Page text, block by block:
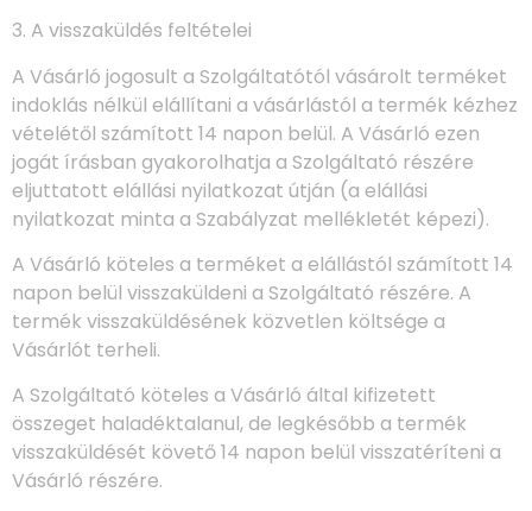
3. A visszaküldés feltételei
A Vásárló jogosult a Szolgáltatótól vásárolt terméket
indoklás nélkül elállítani a vásárlástól a termék kézhez
vételétől számított 14 napon belül. A Vásárló ezen
jogát írásban gyakorolhatja a Szolgáltató részére
eljuttatott elállási nyilatkozat útján (a elállási
nyilatkozat minta a Szabályzat mellékletét képezi).
A Vásárló köteles a terméket a elállástól számított 14
napon belül visszaküldeni a Szolgáltató részére. A
termék visszaküldésének közvetlen költsége a
Vásárlót terheli.
A Szolgáltató köteles a Vásárló által kifizetett
összeget haladéktalanul, de legkésőbb a termék
visszaküldését követő 14 napon belül visszatéríteni a
Vásárló részére.